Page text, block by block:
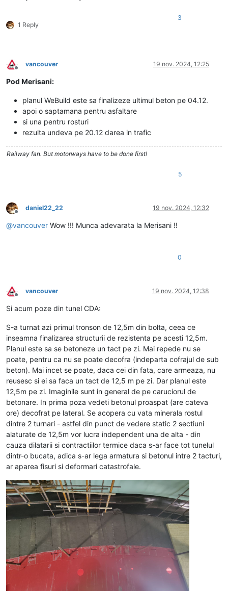
1 Reply
3
Deconectat
vancouver 19 nov. 2024, 12:25
Pod Merisani:
planul WeBuild este sa finalizeze ultimul beton pe 04.12.
apoi o saptamana pentru asfaltare
si una pentru rosturi
rezulta undeva pe 20.12 darea in trafic
Railway fan. But motorways have to be done first!
5
Deconectat
daniel22_22 19 nov. 2024, 12:32
@vancouver Wow !!! Munca adevarata la Merisani !!
0
Deconectat
vancouver 19 nov. 2024, 12:38
Si acum poze din tunel CDA:
S-a turnat azi primul tronson de 12,5m din bolta, ceea ce
inseamna finalizarea structurii de rezistenta pe acesti 12,5m.
Planul este sa se betoneze un tact pe zi. Mai repede nu se
poate, pentru ca nu se poate decofra (indeparta cofrajul de sub
beton). Mai incet se poate, daca cei din fata, care armeaza, nu
reusesc si ei sa faca un tact de 12,5 m pe zi. Dar planul este
12,5m pe zi. Imaginile sunt in general de pe caruciorul de
betonare. In prima poza vedeti betonul proaspat (are cateva
ore) decofrat pe lateral. Se acopera cu vata minerala rostul
dintre 2 turnari - astfel din punct de vedere static 2 sectiuni
alaturate de 12,5m vor lucra independent una de alta - din
cauza dilatarii si contractiilor termice daca s-ar face tot tunelul
dintr-o bucata, adica s-ar lega armatura si betonul intre 2 tacturi,
ar aparea fisuri si deformari catastrofale.